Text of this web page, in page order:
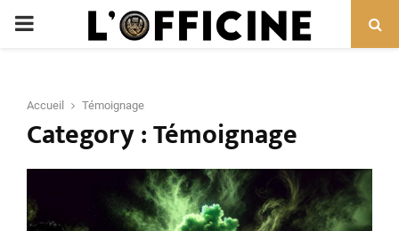
PRIMARY
Accueil Témoignage
Category : Témoignage